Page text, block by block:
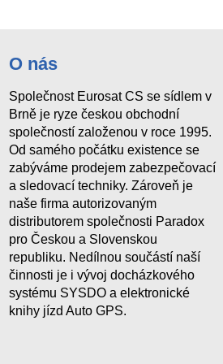
O nás
Společnost Eurosat CS se sídlem v
Brně je ryze českou obchodní
společností založenou v roce 1995.
Od samého počátku existence se
zabýváme prodejem zabezpečovací
a sledovací techniky. Zároveň je
naše firma autorizovaným
distributorem společnosti Paradox
pro Českou a Slovenskou
republiku. Nedílnou součástí naší
činnosti je i vývoj docházkového
systému SYSDO a elektronické
knihy jízd Auto GPS.